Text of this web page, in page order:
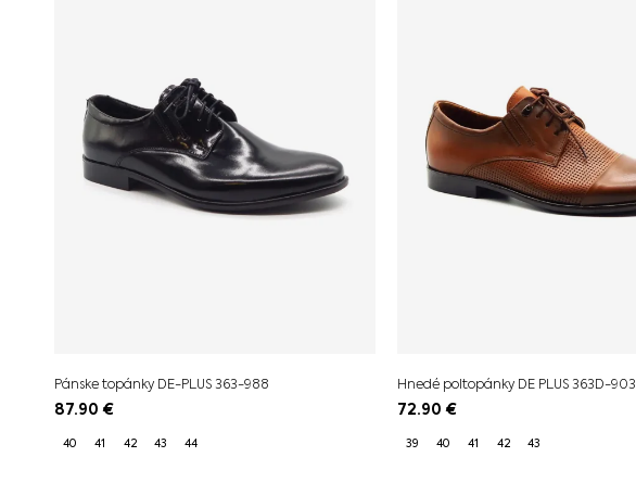
Pánske topánky DE-PLUS 363-988
87.90 €
40 41 42 43 44
Hnedé poltopánky DE PLUS 363D-903
72.90 €
39 40 41 42 43